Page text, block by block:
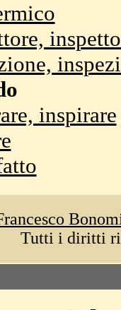
inspirare
Tutti i diritti